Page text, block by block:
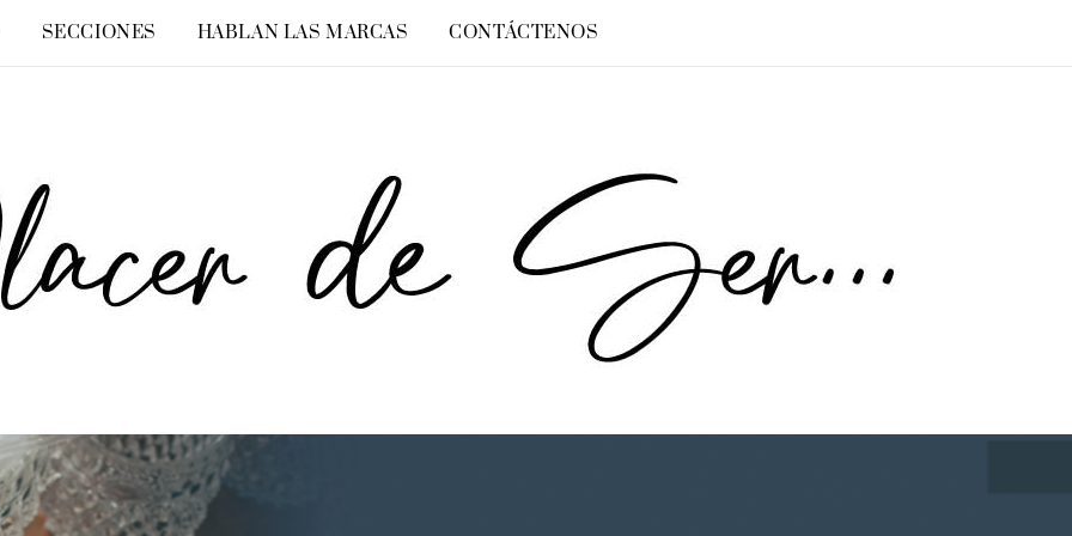
SECCIONES HABLAN LAS MARCAS CONTÁCTENOS